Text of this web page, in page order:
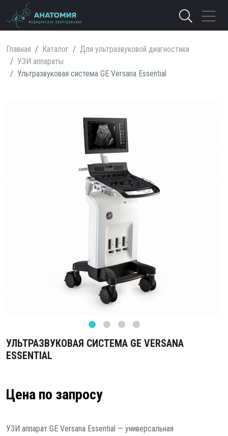
Главная Каталог
Для ультразвуковой диагностики
УЗИ аппараты
Ультразвуковая система GE Versana Essential
УЛЬТРАЗВУКОВАЯ СИСТЕМА GE VERSANA
ESSENTIAL
Цена по запросу
УЗИ аппарат GE Versana Essential — универсальная